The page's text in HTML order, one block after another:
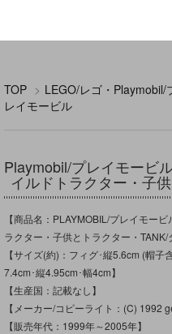
TOP > LEGO/レゴ・Playmobil/
レイモービル
Playmobil/プレイモービ
イルドトラクター・子
【商品名：PLAYMOBIL/プレイモー
ラクター・子供とトラクター・TANK/
【サイズ(約)：フィグ･縦5.6cm (帽
7.4cm･縦4.95cm･幅4cm】
【生産国：記載なし】
【メーカー/コピーライト：(C) 1992
【販売年代：1999年～2005年】